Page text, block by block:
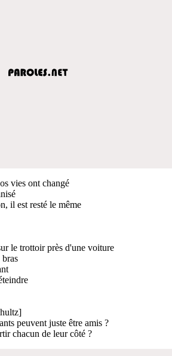
vies ont changé
il est resté le même
le trottoir près d'une voiture
bras
peuvent juste être amis ?
chacun de leur côté ?